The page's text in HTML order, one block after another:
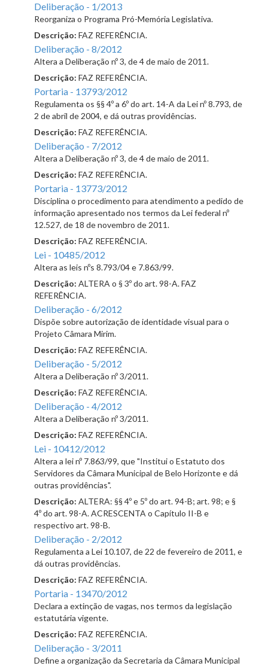
Deliberação - 1/2013
Reorganiza o Programa Pró-Memória Legislativa.
Descrição: FAZ REFERÊNCIA.
Deliberação - 8/2012
Altera a Deliberação nº 3, de 4 de maio de 2011.
Descrição: FAZ REFERÊNCIA.
Portaria - 13793/2012
Regulamenta os §§ 4º a 6º do art. 14-A da Lei nº 8.793, de
2 de abril de 2004, e dá outras providências.
Descrição: FAZ REFERÊNCIA.
Deliberação - 7/2012
Altera a Deliberação nº 3, de 4 de maio de 2011.
Descrição: FAZ REFERÊNCIA.
Portaria - 13773/2012
Disciplina o procedimento para atendimento a pedido de
informação apresentado nos termos da Lei federal nº
12.527, de 18 de novembro de 2011.
Descrição: FAZ REFERÊNCIA.
Lei - 10485/2012
Altera as leis nºs 8.793/04 e 7.863/99.
Descrição: ALTERA o § 3º do art. 98-A. FAZ
REFERÊNCIA.
Deliberação - 6/2012
Dispõe sobre autorização de identidade visual para o
Projeto Câmara Mirim.
Descrição: FAZ REFERÊNCIA.
Deliberação - 5/2012
Altera a Deliberação nº 3/2011.
Descrição: FAZ REFERÊNCIA.
Deliberação - 4/2012
Altera a Deliberação nº 3/2011.
Descrição: FAZ REFERÊNCIA.
Lei - 10412/2012
Altera a lei nº 7.863/99, que "Institui o Estatuto dos
Servidores da Câmara Municipal de Belo Horizonte e dá
outras providências".
Descrição: ALTERA: §§ 4º e 5º do art. 94-B; art. 98; e §
4º do art. 98-A. ACRESCENTA o Capítulo II-B e
respectivo art. 98-B.
Deliberação - 2/2012
Regulamenta a Lei 10.107, de 22 de fevereiro de 2011, e
dá outras providências.
Descrição: FAZ REFERÊNCIA.
Portaria - 13470/2012
Declara a extinção de vagas, nos termos da legislação
estatutária vigente.
Descrição: FAZ REFERÊNCIA.
Deliberação - 3/2011
Define a organização da Secretaria da Câmara Municipal